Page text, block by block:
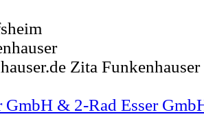
Zita
GmbH & 2-Rad Esser